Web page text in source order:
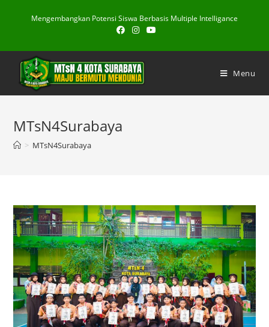
Mengembangkan Potensi Siswa Berbasis Multiple Intelligance
Menu
MTsN4Surabaya
> MTsN4Surabaya